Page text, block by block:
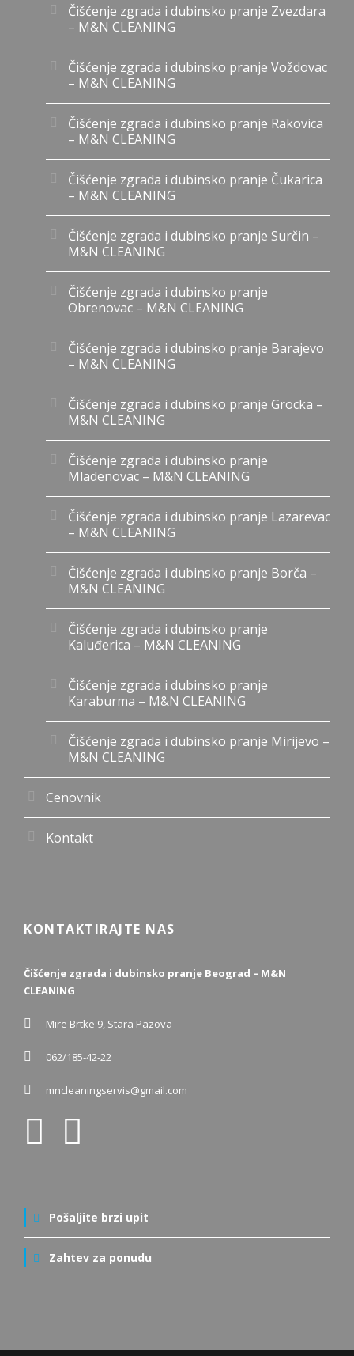
Čišćenje zgrada i dubinsko pranje Zvezdara
– M&N CLEANING
Čišćenje zgrada i dubinsko pranje Voždovac
– M&N CLEANING
Čišćenje zgrada i dubinsko pranje Rakovica
– M&N CLEANING
Čišćenje zgrada i dubinsko pranje Čukarica
– M&N CLEANING
Čišćenje zgrada i dubinsko pranje Surčin –
M&N CLEANING
Čišćenje zgrada i dubinsko pranje
Obrenovac – M&N CLEANING
Čišćenje zgrada i dubinsko pranje Barajevo
– M&N CLEANING
Čišćenje zgrada i dubinsko pranje Grocka –
M&N CLEANING
Čišćenje zgrada i dubinsko pranje
Mladenovac – M&N CLEANING
Čišćenje zgrada i dubinsko pranje Lazarevac
– M&N CLEANING
Čišćenje zgrada i dubinsko pranje Borča –
M&N CLEANING
Čišćenje zgrada i dubinsko pranje
Kaluđerica – M&N CLEANING
Čišćenje zgrada i dubinsko pranje
Karaburma – M&N CLEANING
Čišćenje zgrada i dubinsko pranje Mirijevo –
M&N CLEANING
Cenovnik
Kontakt
KONTAKTIRAJTE NAS
Čišćenje zgrada i dubinsko pranje Beograd – M&N
CLEANING
Mire Brtke 9, Stara Pazova
062/185-42-22
mncleaningservis@gmail.com
Pošaljite brzi upit
Zahtev za ponudu